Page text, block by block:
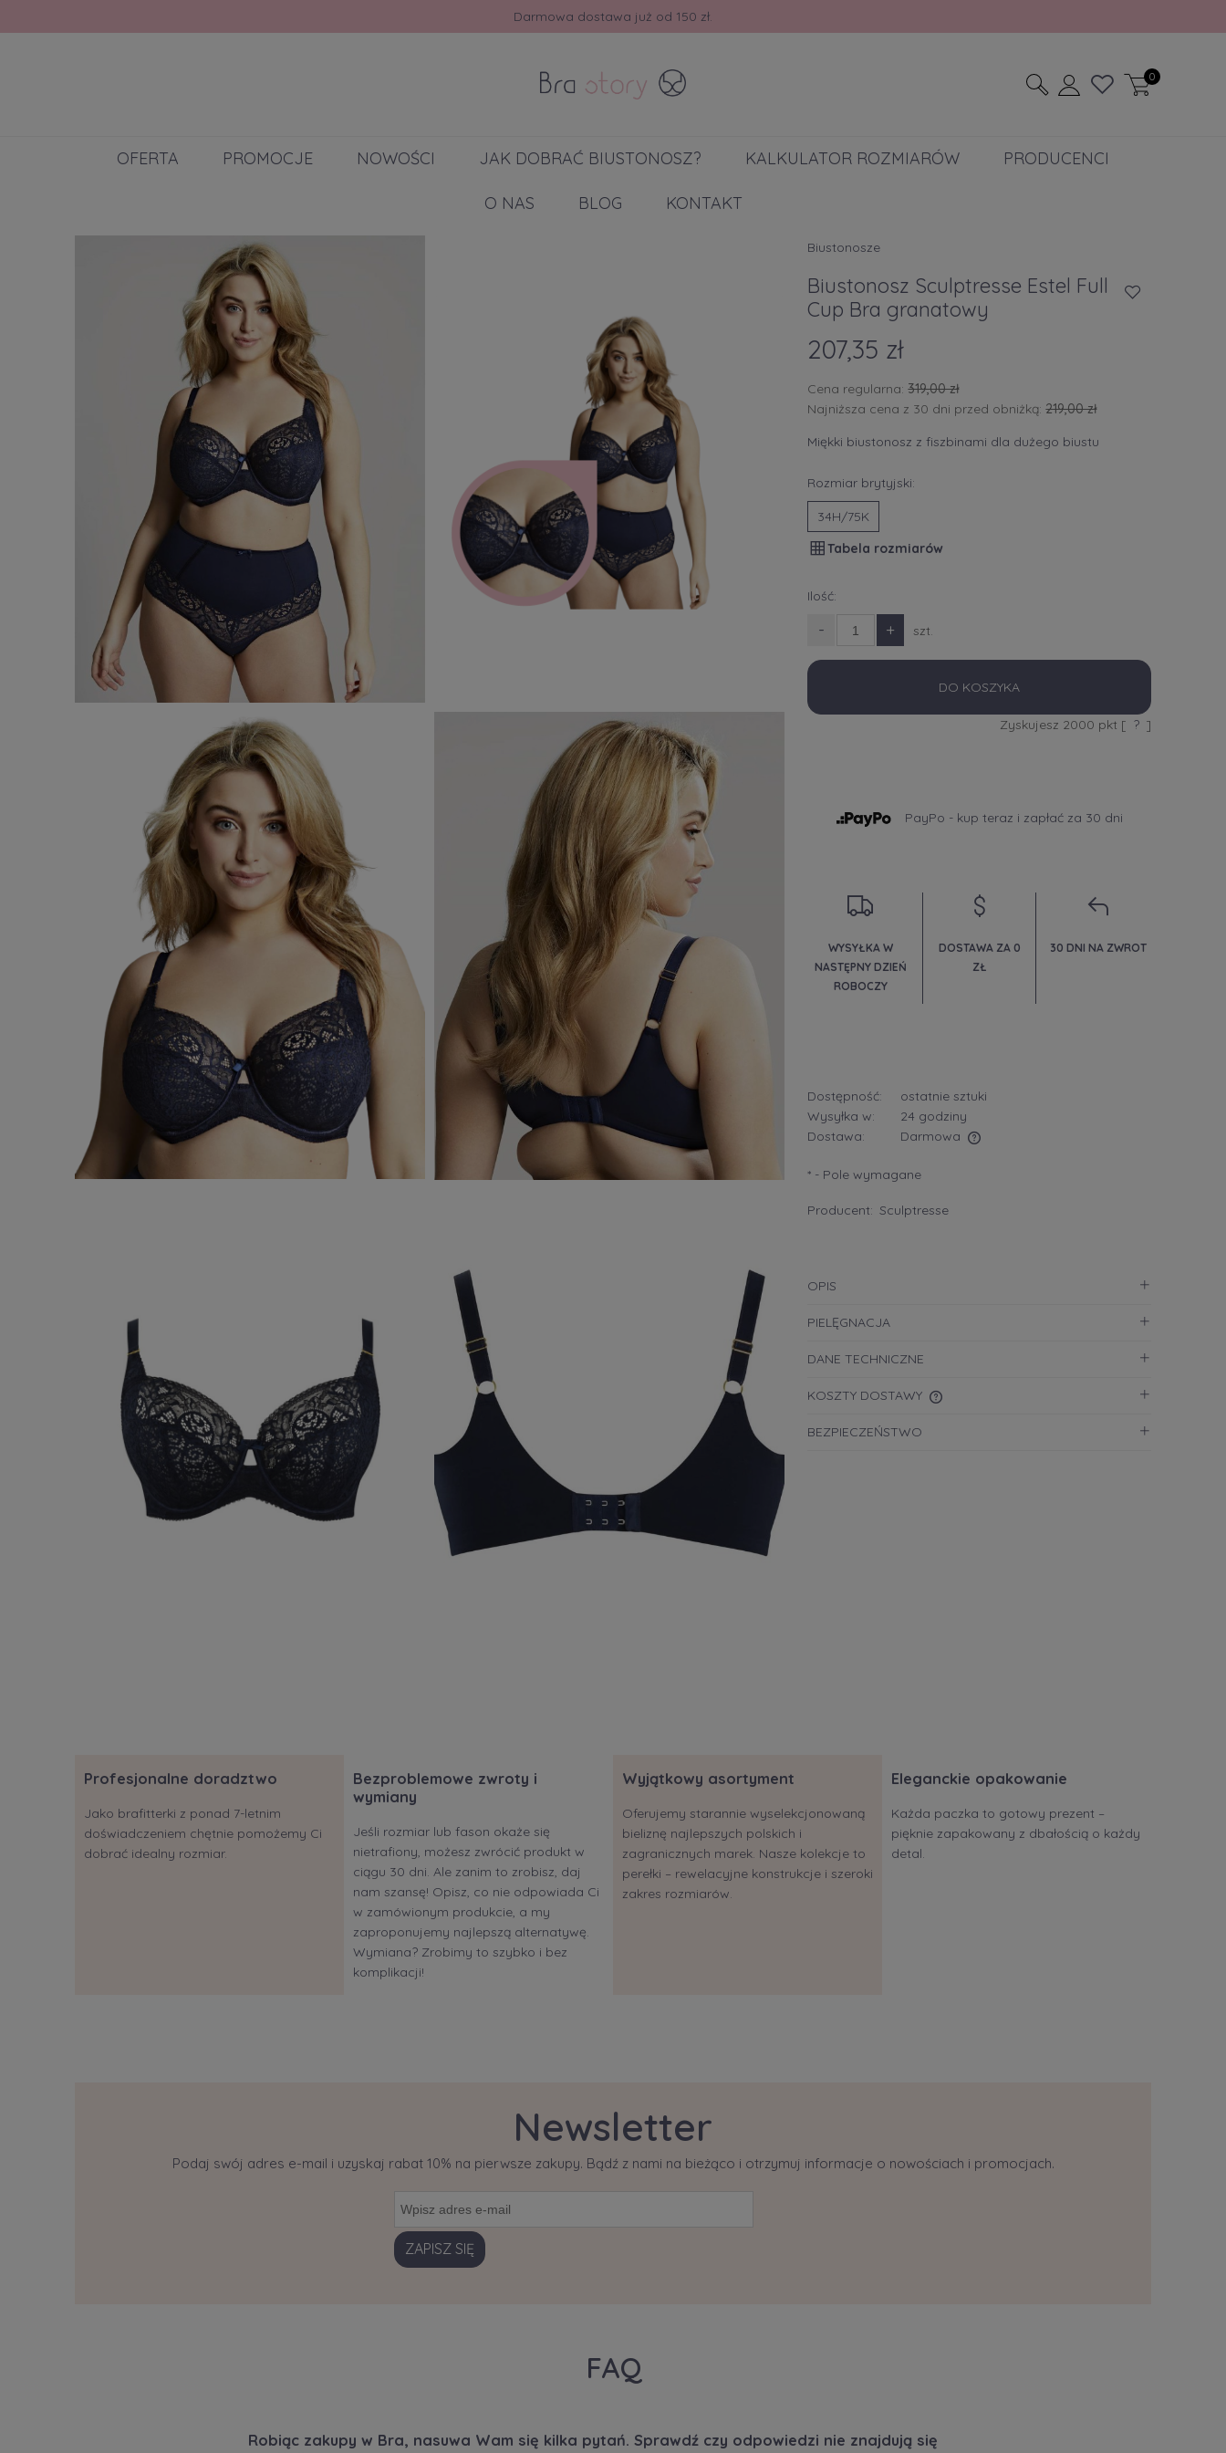
30 dni na zwrot lub wymianę.
0
OFERTA PROMOCJE NOWOŚCI JAK DOBRAĆ BIUSTONOSZ? KALKULATOR ROZMIARÓW PRODUCENCI
O NAS BLOG KONTAKT
Biustonosze
Biustonosz Sculptresse Estel Full
Cup Bra granatowy
207,35 zł
Cena regularna:319,00 zł
Najniższa cena z 30 dni przed obniżką:219,00 zł
Miękki biustonosz z fiszbinami dla dużego biustu
Rozmiar brytyjski:
34H/75K
Tabela rozmiarów
Ilość:
- + szt.
DO KOSZYKA
Zyskujesz 2000 pkt [ ? ]
PayPo - kup teraz i zapłać za 30 dni
WYSYŁKA W
NASTĘPNY DZIEŃ
ROBOCZY
DOSTAWA ZA 0
ZŁ
30 DNI NA ZWROT
Dostępność:
ostatnie sztuki
Wysyłka w:
24 godziny
Dostawa:
Darmowa
Cena nie zawiera ewentualnych kosztów
* - Pole wymagane
Producent: Sculptresse
OPIS
PIELĘGNACJA
DANE TECHNICZNE
KOSZTY DOSTAWY
CENA NIE ZAWIERA EWENTUALNYCH
BEZPIECZEŃSTWO
Profesjonalne doradztwo
Jako brafitterki z ponad 7-letnim
doświadczeniem chętnie pomożemy Ci
dobrać idealny rozmiar.
Bezproblemowe zwroty i
wymiany
Jeśli rozmiar lub fason okaże się
nietrafiony, możesz zwrócić produkt w
ciągu 30 dni. Ale zanim to zrobisz, daj
nam szansę! Opisz, co nie odpowiada Ci
w zamówionym produkcie, a my
zaproponujemy najlepszą alternatywę.
Wymiana? Zrobimy to szybko i bez
komplikacji!
Wyjątkowy asortyment
Oferujemy starannie wyselekcjonowaną
bieliznę najlepszych polskich i
zagranicznych marek. Nasze kolekcje to
perełki – rewelacyjne konstrukcje i szeroki
zakres rozmiarów.
Eleganckie opakowanie
Każda paczka to gotowy prezent –
pięknie zapakowany z dbałością o każdy
detal.
Newsletter
Podaj swój adres e-mail i uzyskaj rabat 10% na pierwsze zakupy. Bądź z nami na bieżąco i otrzymuj informacje o nowościach i promocjach.
ZAPISZ SIĘ
FAQ
Robiąc zakupy w Bra, nasuwa Wam się kilka pytań. Sprawdź czy odpowiedzi nie znajdują się